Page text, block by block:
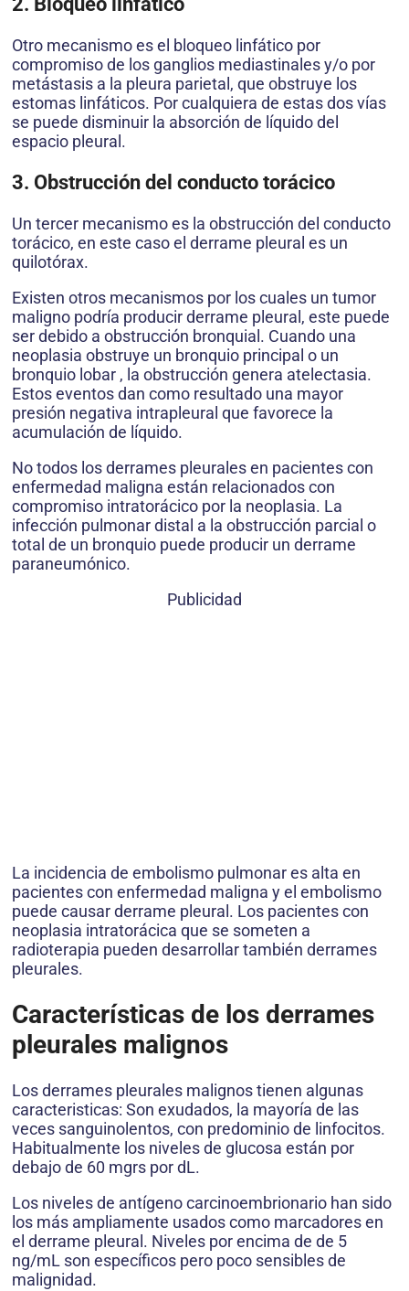
Otro mecanismo es el bloqueo linfático por
compromiso de los ganglios mediastinales y/o por
metástasis a la pleura parietal, que obstruye los
estomas linfáticos. Por cualquiera de estas dos vías
se puede disminuir la absorción de líquido del
espacio pleural.
3. Obstrucción del conducto torácico
Un tercer mecanismo es la obstrucción del conducto
torácico, en este caso el derrame pleural es un
quilotórax.
Existen otros mecanismos por los cuales un tumor
maligno podría producir derrame pleural, este puede
ser debido a obstrucción bronquial. Cuando una
neoplasia obstruye un bronquio principal o un
bronquio lobar , la obstrucción genera atelectasia.
Estos eventos dan como resultado una mayor
presión negativa intrapleural que favorece la
acumulación de líquido.
No todos los derrames pleurales en pacientes con
enfermedad maligna están relacionados con
compromiso intratorácico por la neoplasia. La
infección pulmonar distal a la obstrucción parcial o
total de un bronquio puede producir un derrame
paraneumónico.
Publicidad
La incidencia de embolismo pulmonar es alta en
pacientes con enfermedad maligna y el embolismo
puede causar derrame pleural. Los pacientes con
neoplasia intratorácica que se someten a
radioterapia pueden desarrollar también derrames
pleurales.
Características de los derrames
pleurales malignos
Los derrames pleurales malignos tienen algunas
caracteristicas: Son exudados, la mayoría de las
veces sanguinolentos, con predominio de linfocitos.
Habitualmente los niveles de glucosa están por
debajo de 60 mgrs por dL.
Los niveles de antígeno carcinoembrionario han sido
los más ampliamente usados como marcadores en
el derrame pleural. Niveles por encima de de 5
ng/mL son específicos pero poco sensibles de
malignidad.